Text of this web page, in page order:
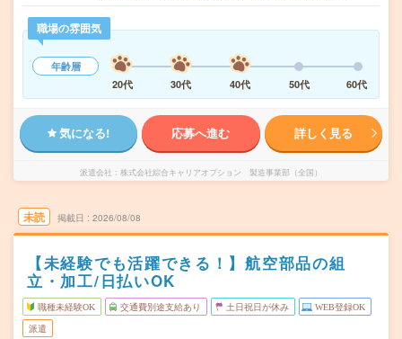
職場の雰囲気
年齢層
20代
30代 40代 50代 60代
気になる! 応募へ進む 詳しく見る
派遣会社 株式会社綜合キャリアオプション 製造事業部（全国）
未読 掲載日 2026/08/08
【未経験でも活躍できる！】航空部品の組
立・加工/日払いOK
職種未経験OK 交通費別途支給あり 土日祝日が休み WEB登録OK
派遣